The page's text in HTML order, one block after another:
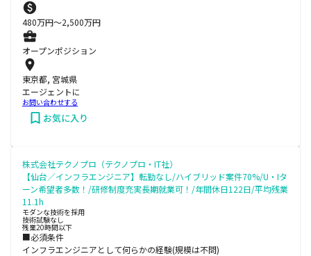
480万円〜2,500万円
オープンポジション
東京都, 宮城県
エージェントに
お問い合わせする
お気に入り
株式会社テクノプロ（テクノプロ・IT社）
【仙台／インフラエンジニア】転勤なし/ハイブリッド案件70%/U・Iタ
ーン希望者多数！/研修制度充実長期就業可！/年間休日122日/平均残業
11.1h
モダンな技術を採用
技術試験なし
残業20時間以下
■必須条件
インフラエンジニアとして何らかの経験(規模は不問)